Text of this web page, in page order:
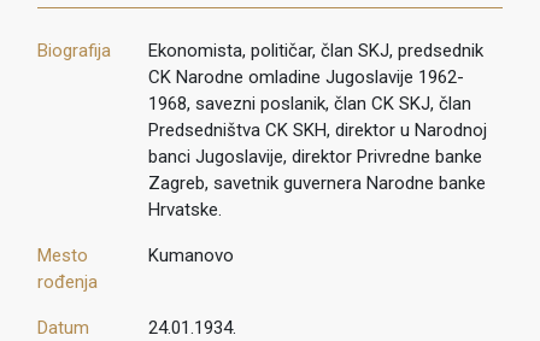
Biografija
Ekonomista, političar, član SKJ, predsednik
CK Narodne omladine Jugoslavije 1962-
1968, savezni poslanik, član CK SKJ, član
Predsedništva CK SKH, direktor u Narodnoj
banci Jugoslavije, direktor Privredne banke
Zagreb, savetnik guvernera Narodne banke
Hrvatske.
Mesto
rođenja
Kumanovo
Datum
24.01.1934.